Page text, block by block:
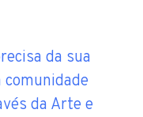
da sua
da Arte e